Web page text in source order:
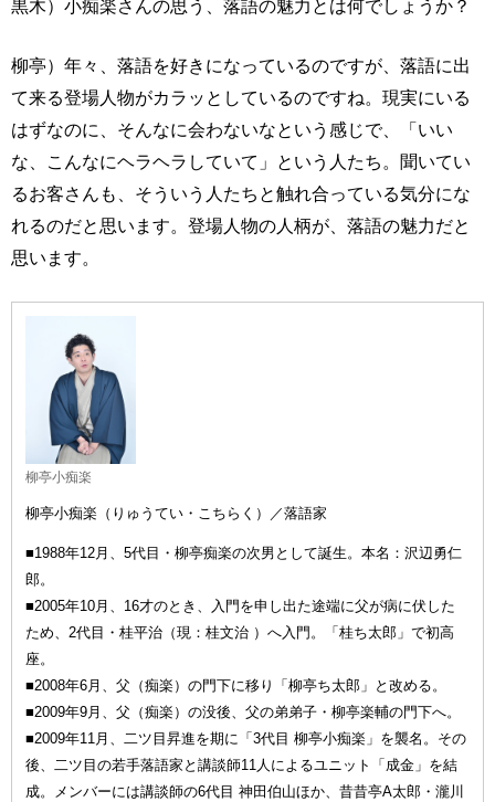
黒木）小痴楽さんの思う、落語の魅力とは何でしょうか？
柳亭）年々、落語を好きになっているのですが、落語に出
て来る登場人物がカラッとしているのですね。現実にいる
はずなのに、そんなに会わないなという感じで、「いい
な、こんなにヘラヘラしていて」という人たち。聞いてい
るお客さんも、そういう人たちと触れ合っている気分にな
れるのだと思います。登場人物の人柄が、落語の魅力だと
思います。
柳亭小痴楽
柳亭小痴楽（りゅうてい・こちらく）／落語家
■1988年12月、5代目・柳亭痴楽の次男として誕生。本名：沢辺勇仁
郎。
■2005年10月、16才のとき、入門を申し出た途端に父が病に伏した
ため、2代目・桂平治（現：桂文治 ）へ入門。「桂ち太郎」で初高
座。
■2008年6月、父（痴楽）の門下に移り「柳亭ち太郎」と改める。
■2009年9月、父（痴楽）の没後、父の弟弟子・柳亭楽輔の門下へ。
■2009年11月、二ツ目昇進を期に「3代目 柳亭小痴楽」を襲名。その
後、二ツ目の若手落語家と講談師11人によるユニット「成金」を結
成。メンバーには講談師の6代目 神田伯山ほか、昔昔亭A太郎・瀧川